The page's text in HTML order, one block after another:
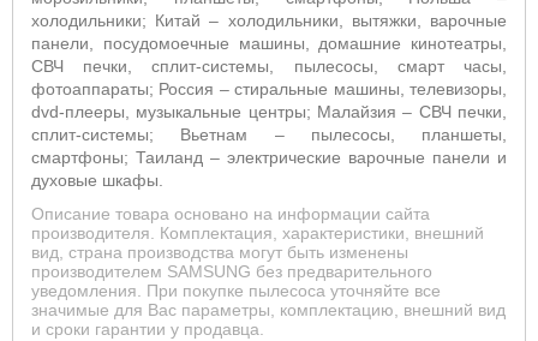
холодильники; Китай – холодильники, вытяжки, варочные
панели, посудомоечные машины, домашние кинотеатры,
СВЧ печки, сплит-системы, пылесосы, смарт часы,
фотоаппараты; Россия – стиральные машины, телевизоры,
dvd-плееры, музыкальные центры; Малайзия – СВЧ печки,
сплит-системы; Вьетнам – пылесосы, планшеты,
смартфоны; Таиланд – электрические варочные панели и
духовые шкафы.
Описание товара основано на информации сайта
производителя. Комплектация, характеристики, внешний
вид, страна производства могут быть изменены
производителем SAMSUNG без предварительного
уведомления. При покупке пылесоса уточняйте все
значимые для Вас параметры, комплектацию, внешний вид
и сроки гарантии у продавца.